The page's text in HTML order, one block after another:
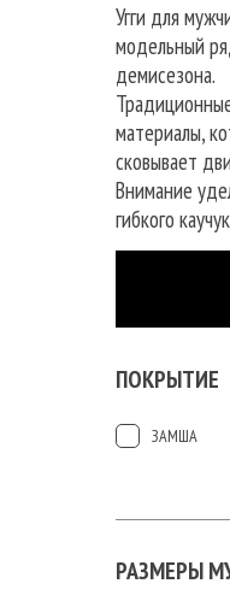
Угги для
модельный
демисезона.
материалы,
сковывает
Внимание
гибкого
ПОКРЫТИЕ
ЗАМША
РАЗМЕРЫ